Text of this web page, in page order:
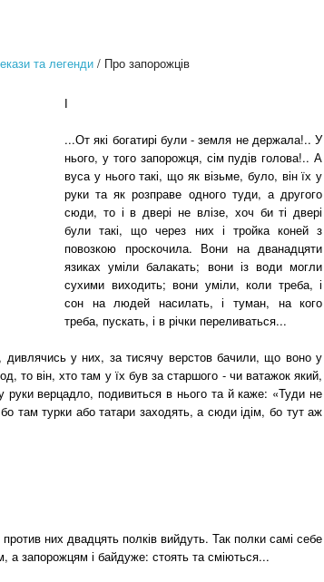
та легенди / Про запорожців
І
...От які богатирі були - земля не держала!.. У
нього, у того запорожця, сім пудів голова!.. А
вуса у нього такі, що як візьме, було, він їх у
руки та як розправе одного туди, а другого
сюди, то і в двері не влізе, хоч би ті двері
були такі, що через них і тройка коней з
повозкою проскочила. Вони на дванадцяти
язиках уміли балакать; вони із води могли
сухими виходить; вони уміли, коли треба, і
сон на людей насилать, і туман, на кого
треба, пускать, і в річки переливаться...
у них, за тисячу верстов бачили, що воно у
то він, хто там у їх був за старшого - чи ватажок який,
руки верцадло, подивиться в нього та й каже: «Туди не
там турки або татари заходять, а сюди ідім, бо тут аж
них двадцять полків вийдуть. Так полки самі себе
а запорожцям і байдуже: стоять та сміються...